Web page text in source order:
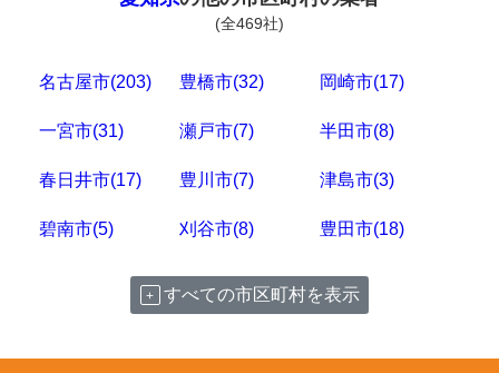
(全469社)
名古屋市(203) 豊橋市(32) 岡崎市(17)
一宮市(31) 瀬戸市(7) 半田市(8)
春日井市(17) 豊川市(7) 津島市(3)
碧南市(5) 刈谷市(8) 豊田市(18)
すべての市区町村を表示